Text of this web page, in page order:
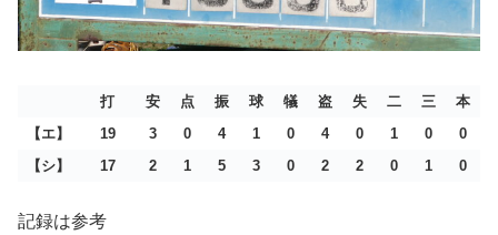
打 安 点 振 球 犠 盗 失 二 三
本
【エ】
19 3 0 4 1 0 4 0 1 0
0
【シ】
17 2 1 5 3 0 2 2 0 1 0
記録は参考